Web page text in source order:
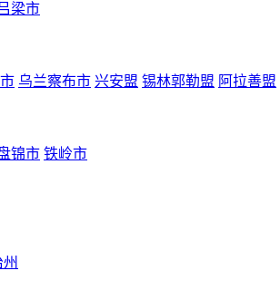
梁市
乌兰察布市 兴安盟 锡林郭勒盟 阿拉善盟
锦市 铁岭市